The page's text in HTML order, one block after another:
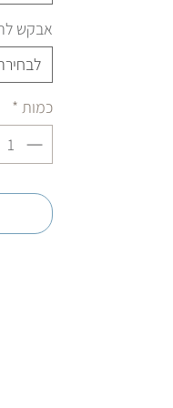
אבקש
כמות *